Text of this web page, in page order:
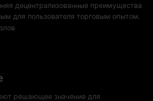
децентрализованные преимущества
для пользователя торговым опытом.
решающее значение для